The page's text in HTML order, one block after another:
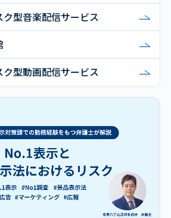
ク型音楽配信サービス
ク型動画配信サービス